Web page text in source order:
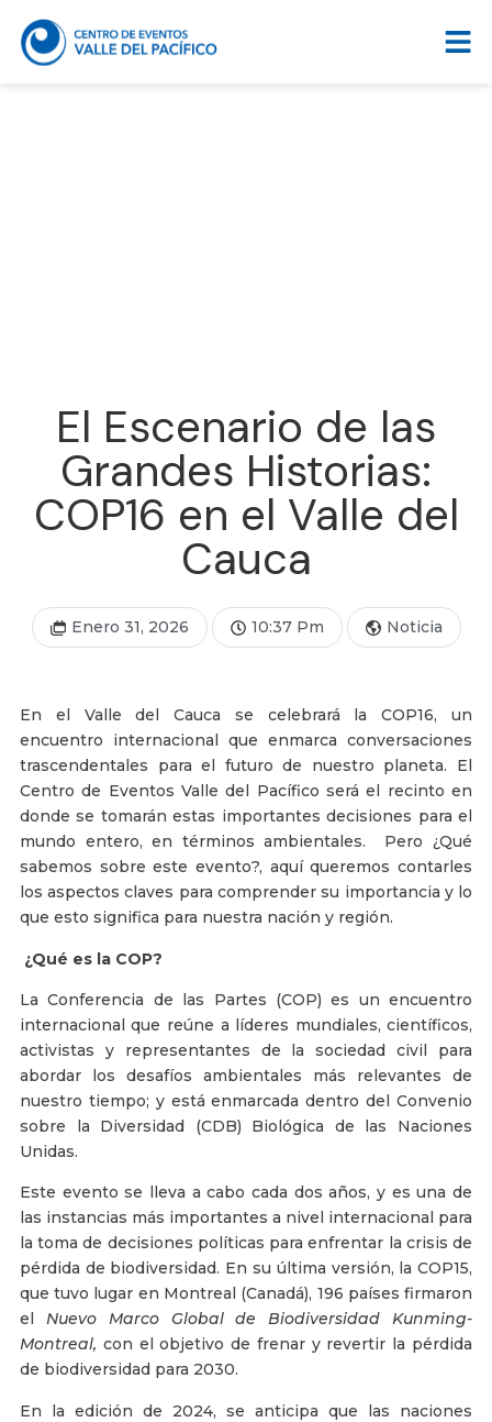
El Escenario de las
Grandes Historias:
COP16 en el Valle del
Cauca
Enero 31, 2026 10:37 Pm Noticia
En el Valle del Cauca se celebrará la COP16, un
encuentro internacional que enmarca conversaciones
trascendentales para el futuro de nuestro planeta. El
Centro de Eventos Valle del Pacífico será el recinto en
donde se tomarán estas importantes decisiones para el
mundo entero, en términos ambientales. Pero ¿Qué
sabemos sobre este evento?, aquí queremos contarles
los aspectos claves para comprender su importancia y lo
que esto significa para nuestra nación y región.
¿Qué es la COP?
La Conferencia de las Partes (COP) es un encuentro
internacional que reúne a líderes mundiales, científicos,
activistas y representantes de la sociedad civil para
abordar los desafíos ambientales más relevantes de
nuestro tiempo; y está enmarcada dentro del Convenio
sobre la Diversidad (CDB) Biológica de las Naciones
Unidas.
Este evento se lleva a cabo cada dos años, y es una de
las instancias más importantes a nivel internacional para
la toma de decisiones políticas para enfrentar la crisis de
pérdida de biodiversidad. En su última versión, la COP15,
que tuvo lugar en Montreal (Canadá), 196 países firmaron
el Nuevo Marco Global de Biodiversidad Kunming-
Montreal, con el objetivo de frenar y revertir la pérdida
de biodiversidad para 2030.
En la edición de 2024, se anticipa que las naciones